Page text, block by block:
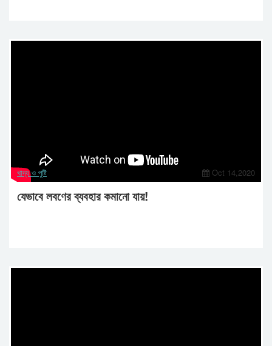
খাদ্য ও পুষ্টি Oct 14,2020
যেভাবে লবণের ব্যবহার কমানো যায়!